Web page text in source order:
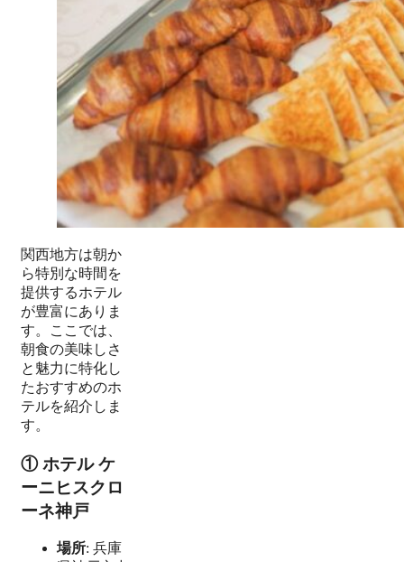
関西地方は朝か
ら特別な時間を
提供するホテル
が豊富にありま
す。ここでは、
朝食の美味しさ
と魅力に特化し
たおすすめのホ
テルを紹介しま
す。
① ホテル ケ
ーニヒスクロ
ーネ神戸
場所: 兵庫